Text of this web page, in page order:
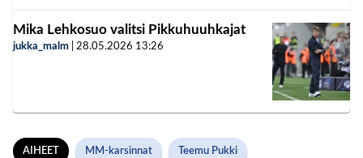
Mika Lehkosuo valitsi Pikkuhuuhkajat
jukka_malm 28.05.2026 13:26
AIHEET MM-karsinnat Teemu Pukki